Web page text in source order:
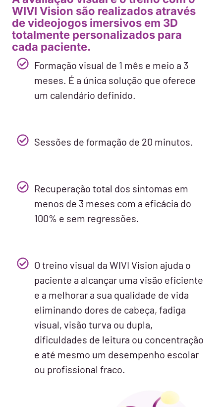
WIVI Vision são realizados através
de videojogos imersivos em 3D
totalmente personalizados para
cada paciente.
Formação visual de 1 mês e meio a 3
meses. É a única solução que oferece
um calendário definido.
Sessões de formação de 20 minutos.
Recuperação total dos sintomas em
menos de 3 meses com a eficácia do
100% e sem regressões.
O treino visual da WIVI Vision ajuda o
paciente a alcançar uma visão eficiente
e a melhorar a sua qualidade de vida
eliminando dores de cabeça, fadiga
visual, visão turva ou dupla,
dificuldades de leitura ou concentração
e até mesmo um desempenho escolar
ou profissional fraco.